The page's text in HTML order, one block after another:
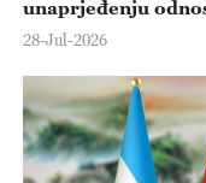
unaprjeđenju
28-Jul-2026